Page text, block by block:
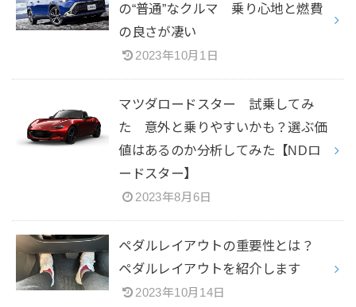
の“普通”なクルマ 乗り心地と燃費
の良さが凄い
2023年10月1日
マツダロードスター 試乗してみ
た 意外と乗りやすいかも？選ぶ価
値はあるのか分析してみた【NDロ
ードスター】
2023年8月6日
ペダルレイアウトの重要性とは？
ペダルレイアウトを紹介します
2023年10月14日